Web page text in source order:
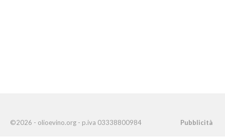
©2026 - olioevino.org - p.iva 03338800984 Pubblicità